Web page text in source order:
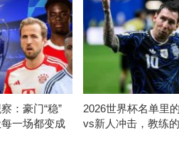
：豪门“稳”
一场都变成
2026世界杯名单里
vs新人冲击，教练